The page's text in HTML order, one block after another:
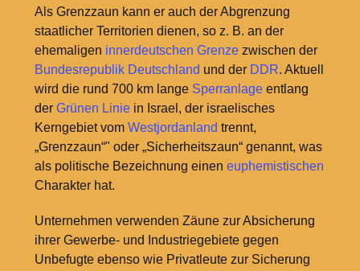
Als Grenzzaun kann er auch der Abgrenzung
staatlicher Territorien dienen, so z. B. an der
ehemaligen innerdeutschen Grenzezwischen der
Bundesrepublik Deutschland und der DDR. Aktuell
wird die rund 700 km lange Sperranlageentlang
der Grünen Liniein Israel, der israelisches
Kerngebiet vom Westjordanland trennt,
„Grenzzaun“" oder „Sicherheitszaun“ genannt, was
als politische Bezeichnung einen euphemistischen
Charakter hat.
Unternehmen verwenden Zäune zur Absicherung
ihrer Gewerbe- und Industriegebiete gegen
Unbefugte ebenso wie Privatleute zur Sicherung